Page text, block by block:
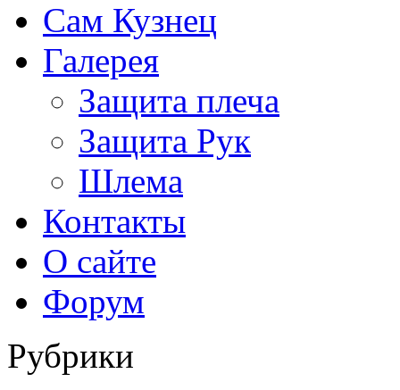
Сам Кузнец
Галерея
Защита плеча
Защита Рук
Шлема
Контакты
О сайте
Форум
Рубрики